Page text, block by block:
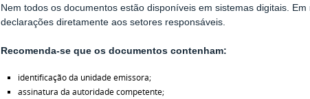
Nem todos os documentos estão disponíveis em sistemas digitais.
declarações diretamente aos setores responsáveis.
Recomenda-se que os documentos contenham:
identificação da unidade emissora;
assinatura da autoridade competente;